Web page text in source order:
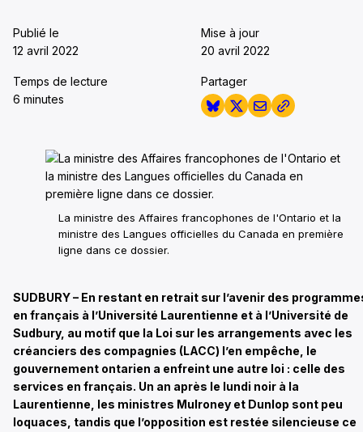
Publié le
12 avril 2022
Mise à jour
20 avril 2022
Temps de lecture
6 minutes
Partager
La ministre des Affaires francophones de l'Ontario et la
ministre des Langues officielles du Canada en première
ligne dans ce dossier.
SUDBURY – En restant en retrait sur l’avenir des
en français à l’Université Laurentienne et à l’Université de
Sudbury, au motif que la Loi sur les arrangements avec les
créanciers des compagnies (LACC) l’en empêche, le
gouvernement ontarien a enfreint une autre loi : celle des
services en français. Un an après le lundi noir à la
Laurentienne, les ministres Mulroney et Dunlop sont peu
loquaces, tandis que l’opposition est restée silencieuse ce